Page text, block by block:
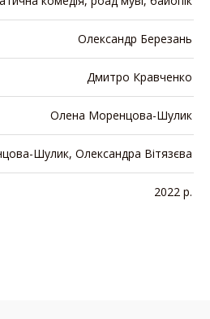
Олександр Березань
Дмитро Кравченко
Олена Моренцова-Шулик
Шулик, Олександра Вітязєва
2022 р.